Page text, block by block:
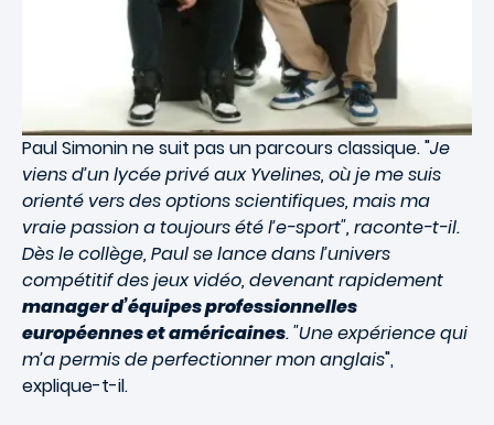
Paul Simonin ne suit pas un parcours classique. "Je
viens d’un lycée privé aux Yvelines, où je me suis
orienté vers des options scientifiques, mais ma
vraie passion a toujours été l’e-sport", raconte-t-il.
Dès le collège, Paul se lance dans l’univers
compétitif des jeux vidéo, devenant rapidement
manager d’équipes professionnelles
européennes et américaines. "Une expérience qui
m’a permis de perfectionner mon anglais",
explique-t-il.